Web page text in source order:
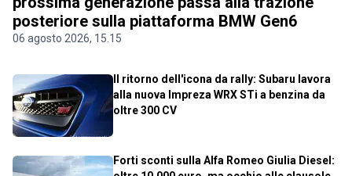
posteriore sulla piattaforma BMW Gen6
06 agosto 2026, 15.15
Il ritorno dell'icona da rally: Subaru lavora
alla nuova Impreza WRX STi a benzina da
oltre 300 CV
Forti sconti sulla Alfa Romeo Giulia Diesel: